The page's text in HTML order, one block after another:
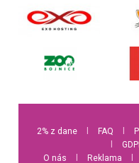
2% z dane FAQ
O nás
Reklama